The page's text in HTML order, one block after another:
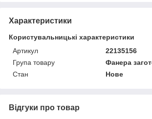
Характеристики
Користувальницькі характеристики
Артикул
22135156
Група товару
Фанера
Стан
Нове
Відгуки про товар